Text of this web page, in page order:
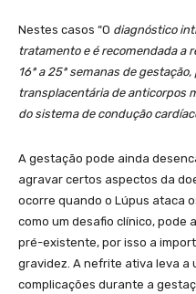
Nestes casos “O diagnóstico
tratamento e é recomendada a
16ª a 25ª semanas de
transplacentária de anticorpos
do sistema de condução
A gestação pode ainda
agravar certos aspectos da
ocorre quando o Lúpus ataca
como um desafio clínico, pode
pré-existente, por isso a
gravidez. A nefrite ativa leva a
complicações durante a